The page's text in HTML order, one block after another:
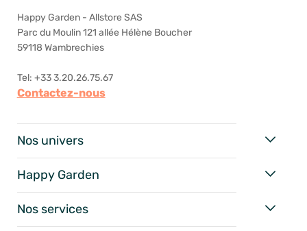
Happy Garden - Allstore SAS
Parc du Moulin 121 allée Hélène Boucher
59118 Wambrechies
Tel: +33 3.20.26.75.67
Contactez-nous
Nos univers
Happy Garden
Nos services